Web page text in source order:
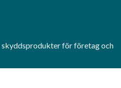
skyddsprodukter för företag och